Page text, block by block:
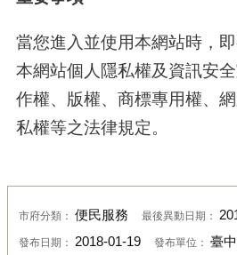
當您進入並使用本網站時，
本網站個人隱私權及資訊安
作權、版權、商標專用權、
私權等之法律規定。
市府分類： 便民服務 最後異動日期：
發布日期： 2018-01-19 發布單位： 臺